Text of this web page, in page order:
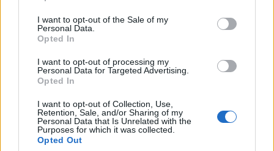
I want to opt-out of the Sale of my
Personal Data.
Opted In
I want to opt-out of processing my
Personal Data for Targeted Advertising.
Opted In
I want to opt-out of Collection, Use,
Retention, Sale, and/or Sharing of my
Personal Data that Is Unrelated with the
Purposes for which it was collected.
Opted Out
годинава
Израел гради ѕид долг повеќе
Црна Гора ја уапси жената која
КУЧЕ РАСПАРЧЕНО ОД
ШАРПЛАНИНЕЦ?!
ЗА БЕРТА ОД АВСТРИЈА
НАЈСКАПАТА, ЗА МАРИЈА ОД